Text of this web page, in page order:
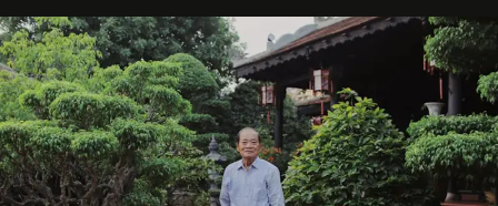
bằng một tâm thế điềm tĩnh hơn. Anh tiếp tục học hỏi, trau
dồi và chờ đợi những vai diễn đủ sức đưa mình đến
những vùng đất mới. Ở tuổi ngoài 30, điều anh theo đuổi
không phải những đích đến quá lớn, mà là khả năng luôn
tiến về phía trước.